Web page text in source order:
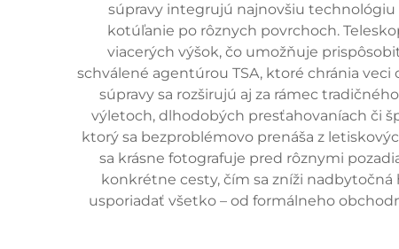
súpravy integrujú najnovšiu
kotúľanie po rôznych povrchoch.
viacerých výšok, čo umožňuje
schválené agentúrou TSA, ktoré chránia
súpravy sa rozširujú aj za rámec
výletoch, dlhodobých presťahovaníach či
ktorý sa bezproblémovo prenáša z
sa krásne fotografuje pred rôznymi
konkrétne cesty, čím sa zníži
usporiadať všetko – od formálneho